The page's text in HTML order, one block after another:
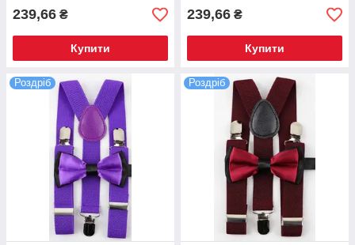
239,66 ₴
Купити
239,66 ₴
Купити
Роздріб Роздріб